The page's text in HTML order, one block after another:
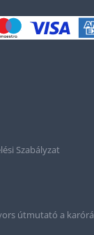
Szabályzat
útmutató a